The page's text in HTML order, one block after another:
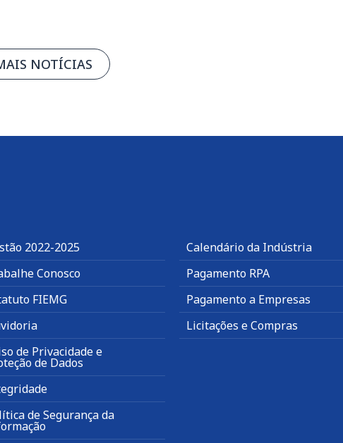
NOTÍCIAS
2022-2025
Conosco
FIEMG
de Privacidade e
de Dados
de Segurança da
Calendário da Indústria
Pagamento RPA
Pagamento a Empresas
Licitações e Compras